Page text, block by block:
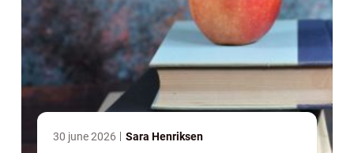
30 june 2026 Sara Henriksen